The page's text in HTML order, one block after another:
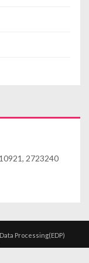
2723240
Processing(EDP)